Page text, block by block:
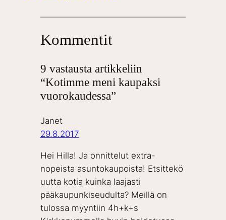
Kommentit
9 vastausta artikkeliin
“Kotimme meni kaupaksi
vuorokaudessa”
Janet
29.8.2017
Hei Hilla! Ja onnittelut extra-
nopeista asuntokaupoista! Etsittekö
uutta kotia kuinka laajasti
pääkaupunkiseudulta? Meillä on
tulossa myyntiin 4h+k+s